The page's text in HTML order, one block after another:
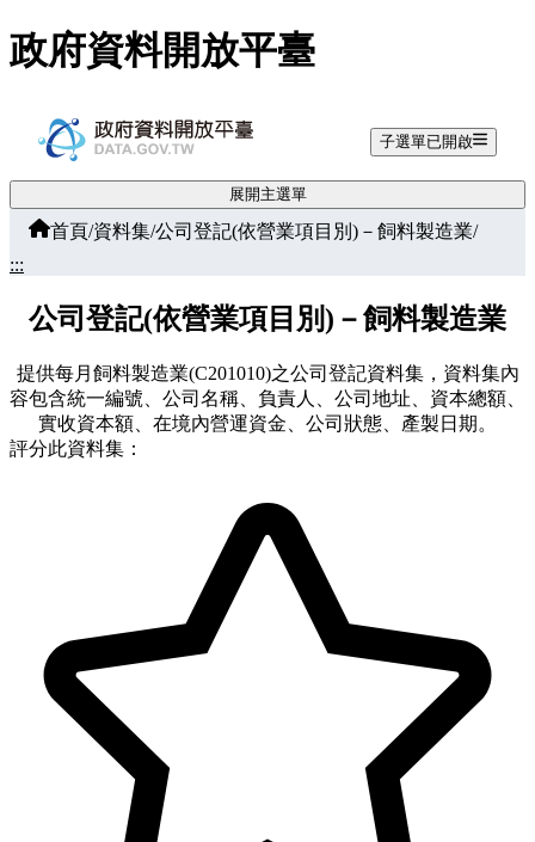
跳至主要內容
政府資料開放平臺
子選單已開啟
展開主選單
首頁/資料集/公司登記(依營業項目別)－飼料製造業/
:::
公司登記(依營業項目別)－飼料製造業
提供每月飼料製造業(C201010)之公司登記資料集，資料集內
容包含統一編號、公司名稱、負責人、公司地址、資本總額、
實收資本額、在境內營運資金、公司狀態、產製日期。
評分此資料集：